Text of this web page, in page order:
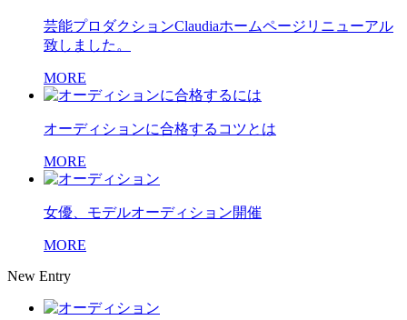
芸能プロダクションClaudiaホームページリニューアル
致しました。
MORE
オーディションに合格するコツとは
MORE
女優、モデルオーディション開催
MORE
New Entry